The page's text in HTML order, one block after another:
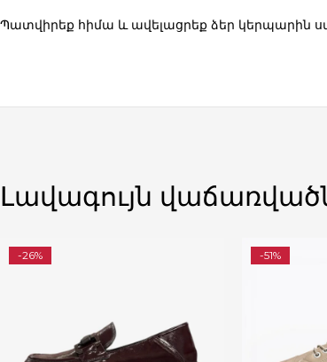
Պատվիրեք հիմա և ավելացրեք ձեր կերպարին
Լավագույն
-26% -51%